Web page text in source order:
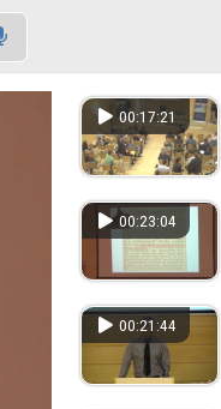
00:17:21
00:23:04
00:21:44